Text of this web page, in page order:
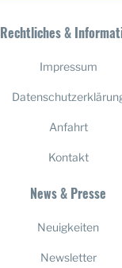
Rechtliches &
Impressum
Anfahrt
Kontakt
News & Presse
Neuigkeiten
Newsletter